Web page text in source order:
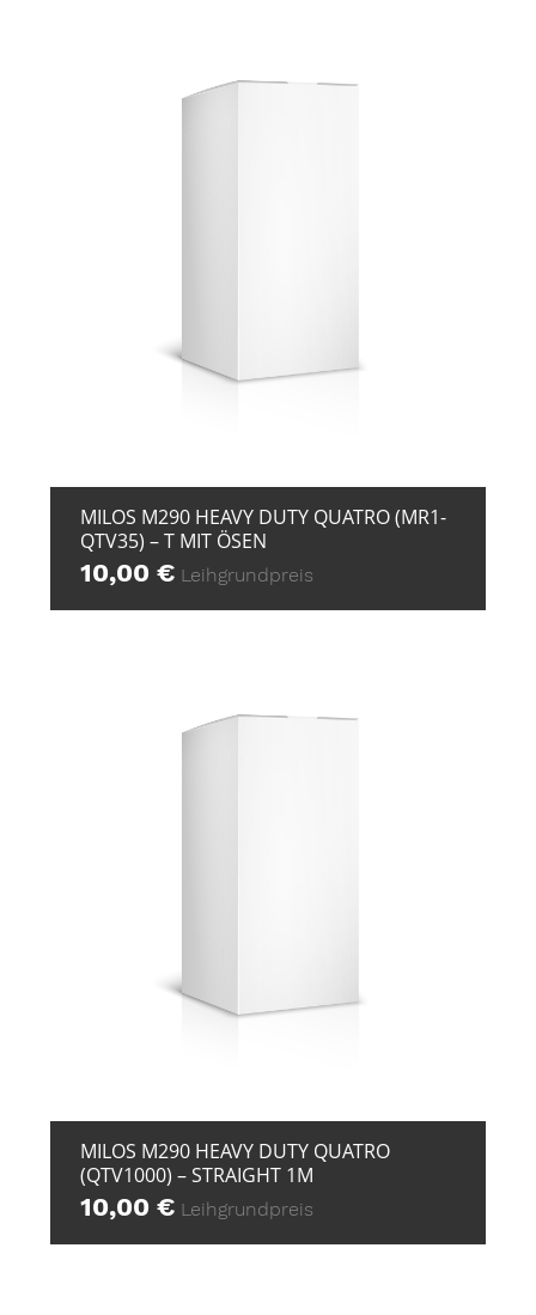
MILOS M290 HEAVY DUTY QUATRO (MR1-
QTV35) – T MIT ÖSEN
10,00€ Leihgrundpreis
MILOS M290 HEAVY DUTY QUATRO
(QTV1000) – STRAIGHT 1M
10,00€ Leihgrundpreis